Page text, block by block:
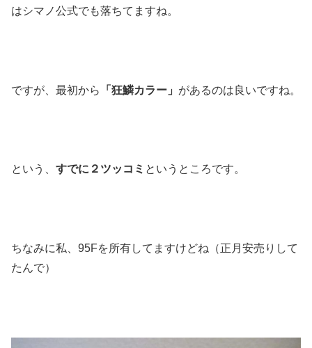
はシマノ公式でも落ちてますね。
ですが、最初から 「狂鱗カラー」 があるのは良いですね。
という、 すでに２ツッコミ というところです。
ちなみに私、95Fを所有してますけどね（正月安売りして
たんで）